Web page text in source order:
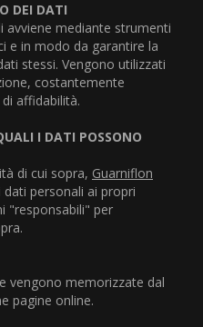
DEI DATI
mediante strumenti
e in modo da garantire la
stessi. Vengono utilizzati
costantemente
affidabilità.
I DATI POSSONO
di cui sopra, Guarniflon
personali ai propri
"responsabili" per
vengono memorizzate dal
pagine online.